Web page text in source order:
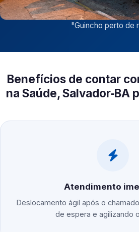
"Guincho perto de
Benefícios de contar
na Saúde, Salvador‑BA
Atendimento
Deslocamento ágil após o
de espera e agilizando